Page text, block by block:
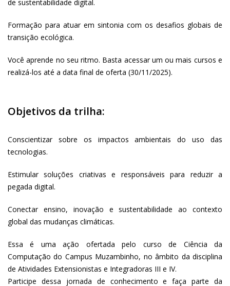
de sustentabilidade digital.
Formação para atuar em sintonia com os desafios globais de
transição ecológica.
Você aprende no seu ritmo. Basta acessar um ou mais cursos e
realizá-los até a data final de oferta (30/11/2025).
Objetivos da trilha:
Conscientizar sobre os impactos ambientais do uso das
tecnologias.
Estimular soluções criativas e responsáveis para reduzir a
pegada digital.
Conectar ensino, inovação e sustentabilidade ao contexto
global das mudanças climáticas.
Essa é uma ação ofertada pelo curso de Ciência da
Computação do Campus Muzambinho, no âmbito da disciplina
de Atividades Extensionistas e Integradoras III e IV.
Participe dessa jornada de conhecimento e faça parte da